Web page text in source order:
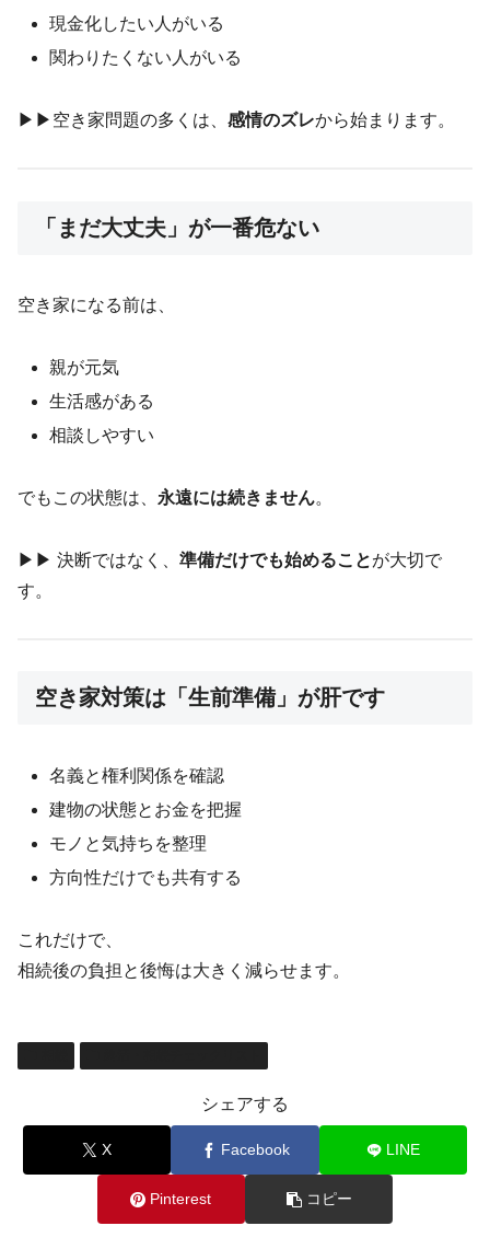
現金化したい人がいる
関わりたくない人がいる
▶︎▶︎空き家問題の多くは、 感情のズレから始まります。
「まだ大丈夫」が一番危ない
空き家になる前は、
親が元気
生活感がある
相談しやすい
でもこの状態は、 永遠には続きません。
▶︎▶︎ 決断ではなく、 準備だけでも始めることが大切で
す。
空き家対策は「生前準備」が肝です
名義と権利関係を確認
建物の状態とお金を把握
モノと気持ちを整理
方向性だけでも共有する
これだけで、
相続後の負担と後悔は大きく減らせます。
シェアする
X Facebook LINE
Pinterest コピー